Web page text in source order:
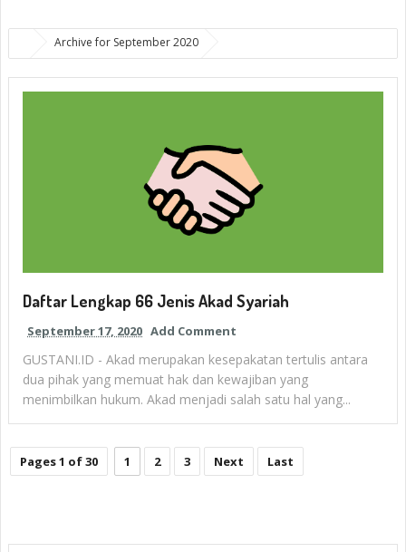
Archive for September 2020
Daftar Lengkap 66 Jenis Akad Syariah
September 17, 2020 Add Comment
GUSTANI.ID - Akad merupakan kesepakatan tertulis antara
dua pihak yang memuat hak dan kewajiban yang
menimbilkan hukum. Akad menjadi salah satu hal yang...
Pages 1 of 30 1 2 3 Next Last